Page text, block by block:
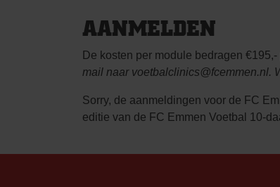
AANMELDEN
De kosten per module bedragen
mail naar voetbalclinics@fcemmen.nl.
Sorry, de aanmeldingen voor de FC
editie van de FC Emmen Voetbal 10-